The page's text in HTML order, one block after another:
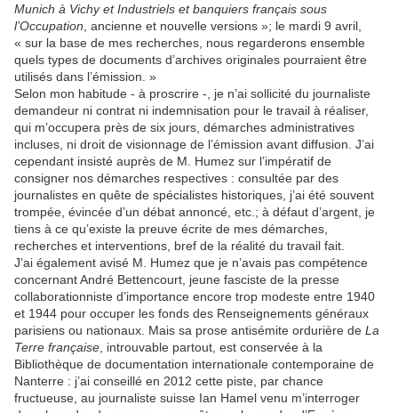
Munich à Vichy et Industriels et banquiers français sous
l’Occupation , ancienne et nouvelle versions »; le mardi 9 avril,
« sur la base de mes recherches, nous regarderons ensemble
quels types de documents d’archives originales pourraient être
utilisés dans l’émission. »
Selon mon habitude ‑ à proscrire ‑, je n’ai sollicité du journaliste
demandeur ni contrat ni indemnisation pour le travail à réaliser,
qui m’occupera près de six jours, démarches administratives
incluses, ni droit de visionnage de l’émission avant diffusion. J’ai
cependant insisté auprès de M. Humez sur l’impératif de
consigner nos démarches respectives : consultée par des
journalistes en quête de spécialistes historiques, j’ai été souvent
trompée, évincée d’un débat annoncé, etc.; à défaut d’argent, je
tiens à ce qu’existe la preuve écrite de mes démarches,
recherches et interventions, bref de la réalité du travail fait.
J’ai également avisé M. Humez que je n’avais pas compétence
concernant André Bettencourt, jeune fasciste de la presse
collaborationniste d’importance encore trop modeste entre 1940
et 1944 pour occuper les fonds des Renseignements généraux
parisiens ou nationaux. Mais sa prose antisémite ordurière de La
Terre française , introuvable partout, est conservée à la
Bibliothèque de documentation internationale contemporaine de
Nanterre : j’ai conseillé en 2012 cette piste, par chance
fructueuse, au journaliste suisse Ian Hamel venu m’interroger